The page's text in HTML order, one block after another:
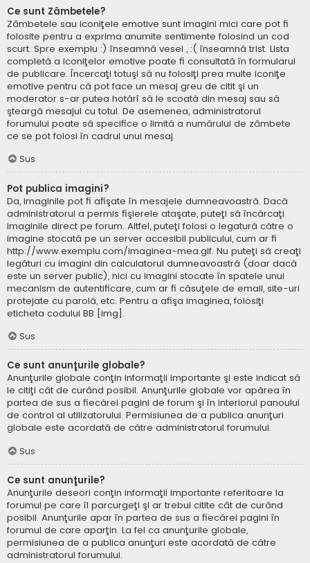
Ce sunt Zâmbetele?
Zâmbetele sau iconiţele emotive sunt imagini mici care pot fi
folosite pentru a exprima anumite sentimente folosind un cod
scurt. Spre exemplu :) înseamnă vesel , :( înseamnă trist. Lista
completă a iconiţelor emotive poate fi consultată în formularul
de publicare. Încercaţi totuşi să nu folosiţi prea multe iconiţe
emotive pentru că pot face un mesaj greu de citit şi un
moderator s-ar putea hotărî să le scoată din mesaj sau să
şteargă mesajul cu totul. De asemenea, administratorul
forumului poate să specifice o limită a numărului de zâmbete
ce se pot folosi în cadrul unui mesaj.
Sus
Pot publica imagini?
Da, imaginile pot fi afişate în mesajele dumneavoastră. Dacă
administratorul a permis fişierele ataşate, puteţi să încărcaţi
imaginile direct pe forum. Altfel, puteţi folosi o legatură către o
imagine stocată pe un server accesibil publicului, cum ar fi
http://www.exemplu.com/imaginea-mea.gif. Nu puteţi să creaţi
legături cu imagini din calculatorul dumneavoastră (doar dacă
este un server public), nici cu imagini stocate în spatele unui
mecanism de autentificare, cum ar fi căsuţele de email, site-uri
protejate cu parolă, etc. Pentru a afişa imaginea, folosiţi
eticheta codului BB [img].
Sus
Ce sunt anunţurile globale?
Anunţurile globale conţin informaţii importante şi este indicat să
le citiţi cât de curând posibil. Anunţurile globale vor apărea în
partea de sus a fiecărei pagini de forum şi în interiorul panoului
de control al utilizatorului. Permisiunea de a publica anunţuri
globale este acordată de către administratorul forumului.
Sus
Ce sunt anunţurile?
Anunţurile deseori conţin informaţii importante referitoare la
forumul pe care îl parcurgeţi şi ar trebui citite cât de curând
posibil. Anunţurile apar în partea de sus a fiecărei pagini în
forumul de care aparţin. La fel ca anunţurile globale,
permisiunea de a publica anunţuri este acordată de către
administratorul forumului.